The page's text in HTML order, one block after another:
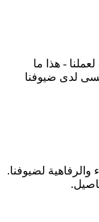
- هذا ما
لدى ضيوفنا
لضيوفنا.